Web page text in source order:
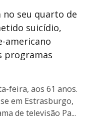
seu quarto de
suicídio,
americano
programas
feira, aos 61 anos.
em Estrasburgo,
de televisão Pa...